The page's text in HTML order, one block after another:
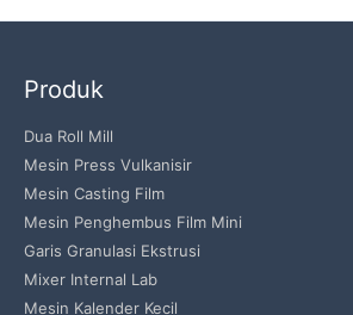
Produk
Dua Roll Mill
Mesin Press Vulkanisir
Mesin Casting Film
Mesin Penghembus Film Mini
Garis Granulasi Ekstrusi
Mixer Internal Lab
Mesin Kalender Kecil